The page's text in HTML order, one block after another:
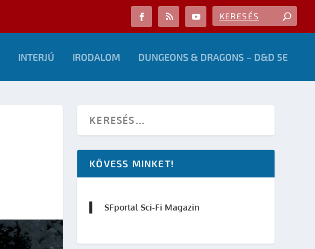
INTERJÚ IRODALOM DUNGEONS & DRAGONS – D&D 5E
KÖVESS MINKET!
SFportal Sci-Fi Magazin